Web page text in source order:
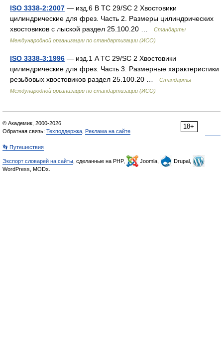
ISO 3338-2:2007 — изд.6 B TC 29/SC 2 Хвостовики
цилиндрические для фрез. Часть 2. Размеры цилиндрических
хвостовиков с лыской раздел 25.100.20 …
Стандарты
Международной организации по стандартизации (ИСО)
ISO 3338-3:1996 — изд.1 A TC 29/SC 2 Хвостовики
цилиндрические для фрез. Часть 3. Размерные характеристики
резьбовых хвостовиков раздел 25.100.20 …
Стандарты
Международной организации по стандартизации (ИСО)
18+
© Академик, 2000-2026
Обратная связь: Техподдержка Реклама на сайте
👣 Путешествия
Экспорт словарей на сайты , сделанные на PHP, Joomla,
Drupal,
WordPress, MODx.